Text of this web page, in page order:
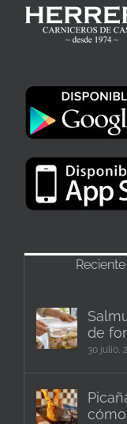
Reciente
de
30 julio,